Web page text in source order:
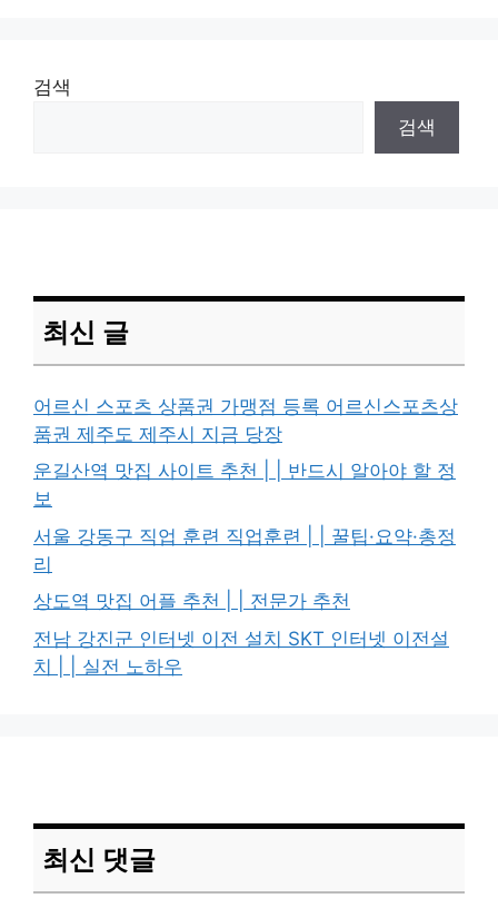
검색
검색
최신 글
어르신 스포츠 상품권 가맹점 등록 어르신스포츠상
품권 제주도 제주시 지금 당장
운길산역 맛집 사이트 추천 | | 반드시 알아야 할 정
보
서울 강동구 직업 훈련 직업훈련 | | 꿀팁·요약·총정
리
상도역 맛집 어플 추천 | | 전문가 추천
전남 강진군 인터넷 이전 설치 SKT 인터넷 이전설
치 | | 실전 노하우
최신 댓글